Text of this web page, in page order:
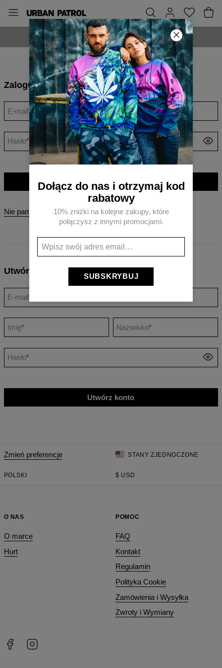
WYPRODUKOWANE W POLSCE
Zaloguj się
E-mail*
Hasło*
Zaloguj się
Nie pamiętasz hasła?
Utwórz konto
E-mail*
Imię* Nazwisko*
Hasło*
Utwórz konto
Zmień preferencje STANY ZJEDNOCZONE
POLSKI $ USD
O NAS
O marce
Hurt
POMOC
FAQ
Kontakt
Regulamin
Polityka Cookie
Zamówienia i Wysyłka
Zwroty i Wymiany
Dołącz do nas i otrzymaj kod
rabatowy
10% zniżki na kolejne zakupy, które
połączysz z innymi promocjami.
SUBSKRYBUJ